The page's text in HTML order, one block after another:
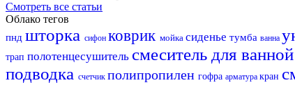
Смотреть все статьи
Облако тегов
пнд шторка сифон коврик мойка сиденье тумба ванна
трап полотенцесушитель смеситель для ванной
подводка счетчик полипропилен гофра арматура кран